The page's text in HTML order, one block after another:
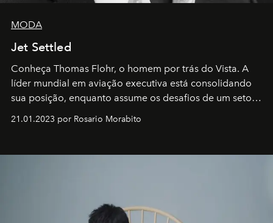
MODA
Jet Settled
Conheça Thomas Flohr, o homem por trás do Vista. A
líder mundial em aviação executiva está consolidando
sua posição, enquanto assume os desafios de um setor
21.01.2023 por Rosario Morabito